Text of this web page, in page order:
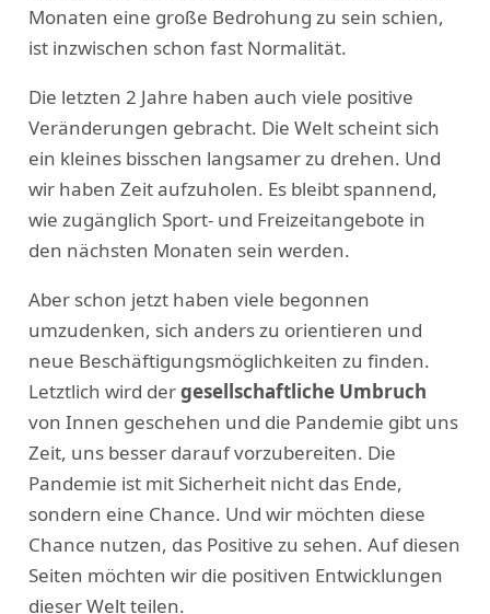
Monaten eine große Bedrohung zu sein schien,
ist inzwischen schon fast Normalität.
Die letzten 2 Jahre haben auch viele positive
Veränderungen gebracht. Die Welt scheint sich
ein kleines bisschen langsamer zu drehen. Und
wir haben Zeit aufzuholen. Es bleibt spannend,
wie zugänglich Sport- und Freizeitangebote in
den nächsten Monaten sein werden.
Aber schon jetzt haben viele begonnen
umzudenken, sich anders zu orientieren und
neue Beschäftigungsmöglichkeiten zu finden.
Letztlich wird dergesellschaftliche Umbruch
von Innen geschehen und die Pandemie gibt uns
Zeit, uns besser darauf vorzubereiten. Die
Pandemie ist mit Sicherheit nicht das Ende,
sondern eine Chance. Und wir möchten diese
Chance nutzen, das Positive zu sehen. Auf diesen
Seiten möchten wir die positiven Entwicklungen
dieser Welt teilen.